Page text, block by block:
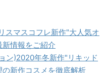
スマスコフレ新作"大人気オ
情報をご紹介
ン)2020年冬新作"リキッド
新作コスメを徹底解析